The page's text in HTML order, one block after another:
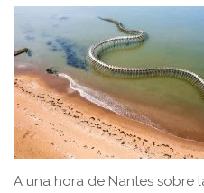
A una hora de Nantes sobre